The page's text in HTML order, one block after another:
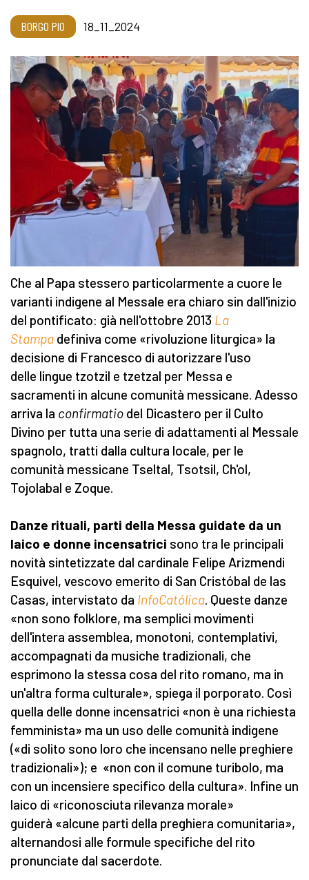
BORGO PIO 18_11_2024
Che al Papa stessero particolarmente a cuore le
varianti indigene al Messale era chiaro sin dall'inizio
del pontificato: già nell'ottobre 2013 La
Stampa definiva come «rivoluzione liturgica» la
decisione di Francesco di autorizzare l'uso
delle lingue tzotzil e tzetzal per Messa e
sacramenti in alcune comunità messicane. Adesso
arriva la confirmatio del Dicastero per il Culto
Divino per tutta una serie di adattamenti al Messale
spagnolo, tratti dalla cultura locale, per le
comunità messicane Tseltal, Tsotsil, Ch'ol,
Tojolabal e Zoque.
Danze rituali, parti della Messa guidate da un
laico e donne incensatrici sono tra le principali
novità sintetizzate dal cardinale Felipe Arizmendi
Esquivel, vescovo emerito di San Cristóbal de las
Casas, intervistato da InfoCatólica. Queste danze
«non sono folklore, ma semplici movimenti
dell'intera assemblea, monotoni, contemplativi,
accompagnati da musiche tradizionali, che
esprimono la stessa cosa del rito romano, ma in
un'altra forma culturale», spiega il porporato. Così
quella delle donne incensatrici «non è una richiesta
femminista» ma un uso delle comunità indigene
(«di solito sono loro che incensano nelle preghiere
tradizionali»); e «non con il comune turibolo, ma
con un incensiere specifico della cultura». Infine un
laico di «riconosciuta rilevanza morale»
guiderà «alcune parti della preghiera comunitaria»,
alternandosi alle formule specifiche del rito
pronunciate dal sacerdote.